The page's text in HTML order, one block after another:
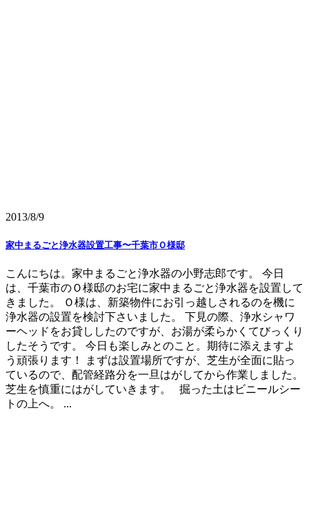
2013/8/9
家中まるごと浄水器設置工事〜千葉市Ｏ様邸
こんにちは。家中まるごと浄水器の小野志郎です。 今日
は、千葉市のＯ様邸のお宅に家中まるごと浄水器を設置して
きました。 Ｏ様は、新築物件にお引っ越しされるのを機に
浄水器の設置を検討下さいました。 下見の際、浄水シャワ
ーヘッドをお貸ししたのですが、お湯が柔らかくてびっくり
したそうです。 今日も楽しみとのこと。期待に添えますよ
う頑張ります！ まずは設置場所ですが、芝生が全面に貼っ
ているので、配管経路分を一旦はがしてから作業しました。
芝生を慎重にはがしていきます。 掘った土はビニールシー
トの上へ。 ...